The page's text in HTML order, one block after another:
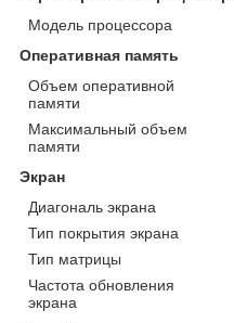
Модель процессора
Оперативная память
Объем оперативной
памяти
Максимальный объем
памяти
Экран
Диагональ экрана
Тип покрытия экрана
Тип матрицы
Частота обновления
экрана